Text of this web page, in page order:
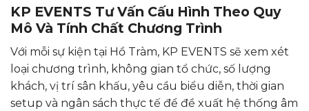
KP EVENTS Tư Vấn Cấu Hình Theo Quy
Mô Và Tính Chất Chương Trình
Với mỗi sự kiện tại Hồ Tràm, KP EVENTS sẽ xem xét
loại chương trình, không gian tổ chức, số lượng
khách, vị trí sân khấu, yêu cầu biểu diễn, thời gian
setup và ngân sách thực tế để đề xuất hệ thống âm